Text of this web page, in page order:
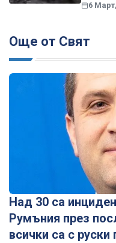
6
Още от Свят
Над 30 са
Румъния през
всички са с руски